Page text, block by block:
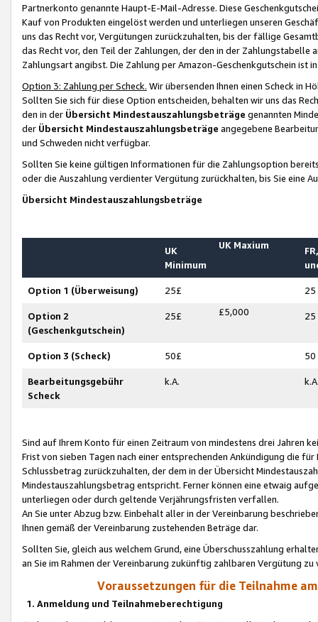
Partnerkonto genannte Haupt-E-Mail-Adresse. Diese
Kauf von Produkten eingelöst werden und unterliegen unseren
uns das Recht vor, Vergütungen zurückzuhalten, bis der fällige
das Recht vor, den Teil der Zahlungen, der den in der
Zahlungsart angibst. Die Zahlung per Amazon-Geschenkgutschein ist
Option 3: Zahlung per Scheck. Wir übersenden Ihnen einen Scheck in
Sollten Sie sich für diese Option entscheiden, behalten wir uns das
den in der Übersicht Mindestauszahlungsbeträge genannten
der Übersicht Mindestauszahlungsbeträge angegebene
und Schweden nicht verfügbar.
Sollten Sie keine gültigen Informationen für die Zahlungsoption
oder die Auszahlung verdienter Vergütung zurückhalten, bis Sie
Übersicht Mindestauszahlungsbeträge
UK
Minimum
UK Maxium
Option 1 (Überweisung) 25£ 25
Option 2
(Geschenkgutschein)
25£ £5,000 25
Option 3 (Scheck) 50£ 50
Bearbeitungsgebühr
Scheck
k.A.
Sind auf Ihrem Konto für einen Zeitraum von mindestens drei Jahren
Frist von sieben Tagen nach einer entsprechenden Ankündigung die
Schlussbetrag zurückzuhalten, der dem in der Übersicht
Mindestauszahlungsbetrag entspricht. Ferner können eine etwaig
unterliegen oder durch geltende Verjährungsfristen verfallen.
An Sie unter Abzug bzw. Einbehalt aller in der Vereinbarung
Ihnen gemäß der Vereinbarung zustehenden Beträge dar.
Sollten Sie, gleich aus welchem Grund, eine Überschusszahlung
an Sie im Rahmen der Vereinbarung zukünftig zahlbaren Vergütung zu
Voraussetzungen für die Teilnahme
1. Anmeldung und Teilnahmeberechtigung